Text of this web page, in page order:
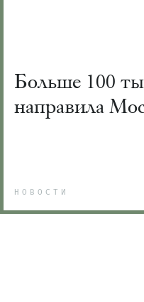
Больше 100
направила
НОВОСТИ